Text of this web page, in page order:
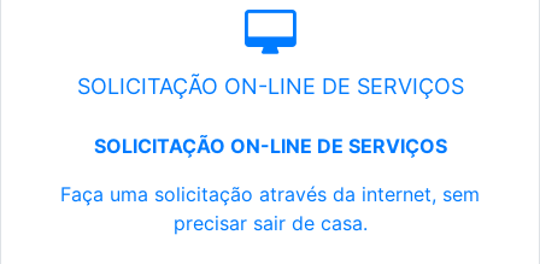
SOLICITAÇÃO ON-LINE DE SERVIÇOS
SOLICITAÇÃO ON-LINE DE SERVIÇOS
Faça uma solicitação através da internet, sem
precisar sair de casa.